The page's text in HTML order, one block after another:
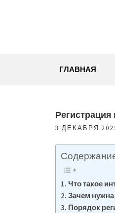
ГЛАВНАЯ
3 ДЕКАБРЯ
Что такое
Зачем нужна
Порядок